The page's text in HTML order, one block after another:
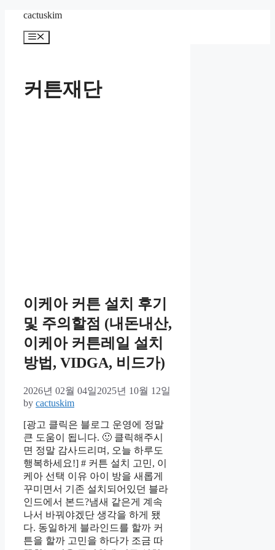
content
cactuskim
Menu
커튼재단
이케아 커튼 설치 후기
및 주의할점 (내돈내산,
이케아 커튼레일 설치
방법, VIDGA, 비드가)
2026년 02월 04일2025년 10월 12일
by cactuskim
[광고 클릭은 블로그 운영에 정말
큰 도움이 됩니다. 🙂 클릭해주시
면 정말 감사드리며, 오늘 하루도
행복하세요!] # 커튼 설치 고민, 이
케아 선택 이유 아이 방을 새롭게
꾸미면서 기존 설치되어있던 블라
인드에서 본드?냄새 같은게 계속
나서 바꿔야겠단 생각을 하게 됐
다. 동일하게 블라인드를 할까 커
튼을 할까 고민을 하다가 조금 따